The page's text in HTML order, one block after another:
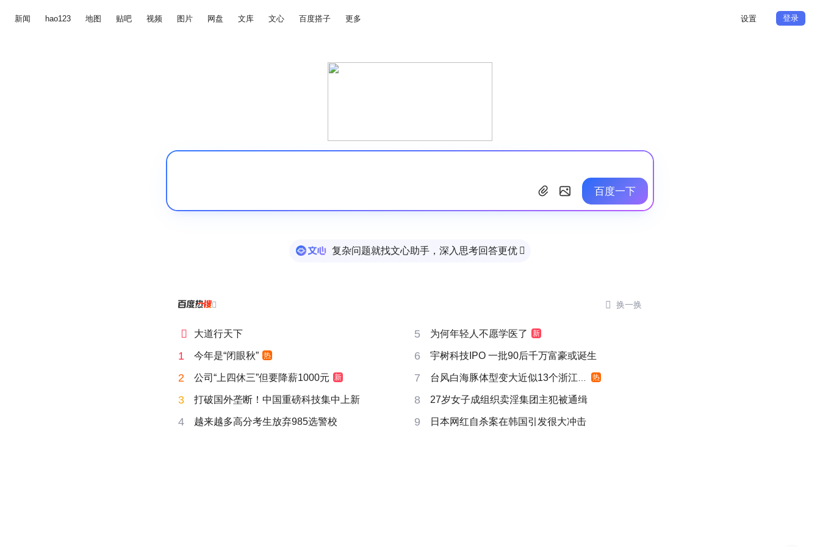
新闻 hao123 地图 贴吧 视频 图片 网盘 文库 文心 百度搭子 更多 设置 登录
百度一下
复杂问题就找文心助手，深入思考回答更优 
  换一换
 大道行天下 5 为何年轻人不愿学医了 新
1 今年是“闭眼秋” 热 6 宇树科技IPO 一批90后千万富豪或诞生
2 公司“上四休三”但要降薪1000元 新 7 台风白海豚体型变大近似13个浙江面积 热
3 打破国外垄断！中国重磅科技集中上新 8 27岁女子成组织卖淫集团主犯被通缉
4 越来越多高分考生放弃985选警校 9 日本网红自杀案在韩国引发很大冲击